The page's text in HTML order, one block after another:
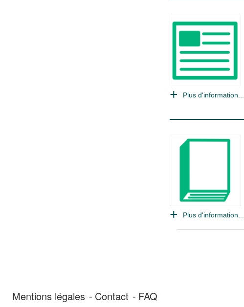
Plus d'information...
Plus d'information...
Mentions légales Contact FAQ